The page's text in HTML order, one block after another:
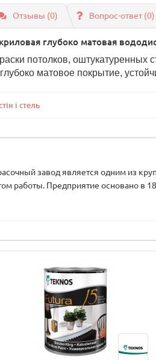
Отзывы (0) Вопрос-ответ(0)
глубоко матовая
потолков,
матовое покрытие,
і стель
завод является одним из
работы. Предприятие основано в